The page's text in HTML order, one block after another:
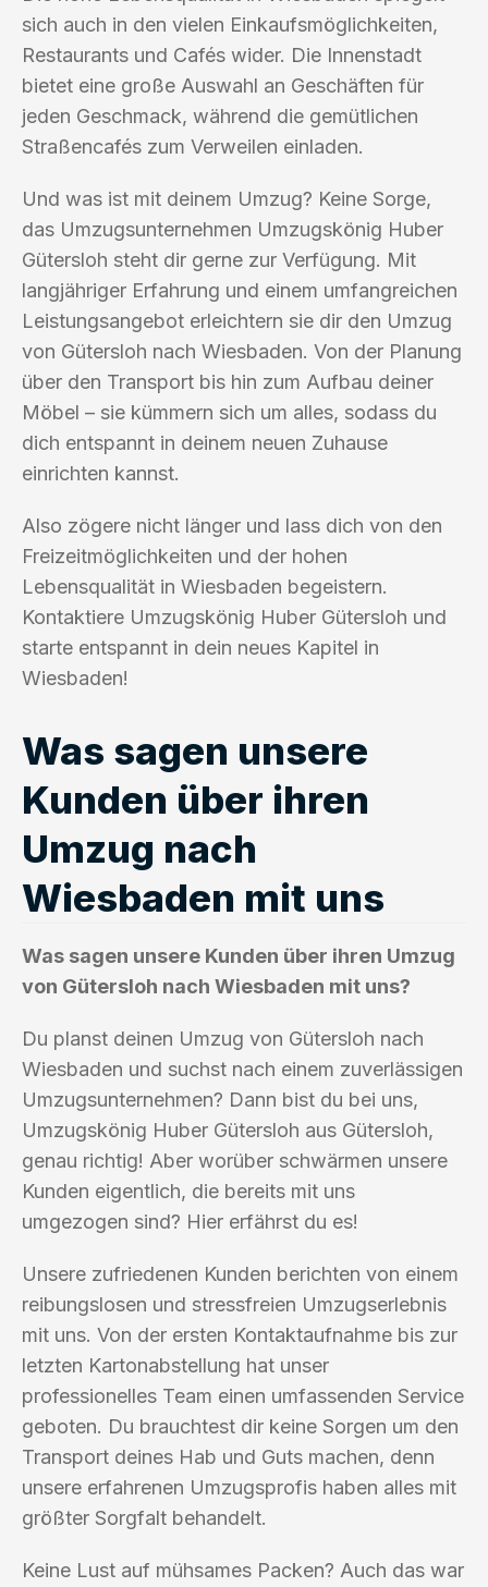
sich auch in den vielen Einkaufsmöglichkeiten,
Restaurants und Cafés wider. Die Innenstadt
bietet eine große Auswahl an Geschäften für
jeden Geschmack, während die gemütlichen
Straßencafés zum Verweilen einladen.
Und was ist mit deinem Umzug? Keine Sorge,
das Umzugsunternehmen Umzugskönig Huber
Gütersloh steht dir gerne zur Verfügung. Mit
langjähriger Erfahrung und einem umfangreichen
Leistungsangebot erleichtern sie dir den Umzug
von Gütersloh nach Wiesbaden. Von der Planung
über den Transport bis hin zum Aufbau deiner
Möbel – sie kümmern sich um alles, sodass du
dich entspannt in deinem neuen Zuhause
einrichten kannst.
Also zögere nicht länger und lass dich von den
Freizeitmöglichkeiten und der hohen
Lebensqualität in Wiesbaden begeistern.
Kontaktiere Umzugskönig Huber Gütersloh und
starte entspannt in dein neues Kapitel in
Wiesbaden!
Was sagen unsere
Kunden über ihren
Umzug nach
Wiesbaden mit uns
Was sagen unsere Kunden über ihren Umzug
von Gütersloh nach Wiesbaden mit uns?
Du planst deinen Umzug von Gütersloh nach
Wiesbaden und suchst nach einem zuverlässigen
Umzugsunternehmen? Dann bist du bei uns,
Umzugskönig Huber Gütersloh aus Gütersloh,
genau richtig! Aber worüber schwärmen unsere
Kunden eigentlich, die bereits mit uns
umgezogen sind? Hier erfährst du es!
Unsere zufriedenen Kunden berichten von einem
reibungslosen und stressfreien Umzugserlebnis
mit uns. Von der ersten Kontaktaufnahme bis zur
letzten Kartonabstellung hat unser
professionelles Team einen umfassenden Service
geboten. Du brauchtest dir keine Sorgen um den
Transport deines Hab und Guts machen, denn
unsere erfahrenen Umzugsprofis haben alles mit
größter Sorgfalt behandelt.
Keine Lust auf mühsames Packen? Auch das war